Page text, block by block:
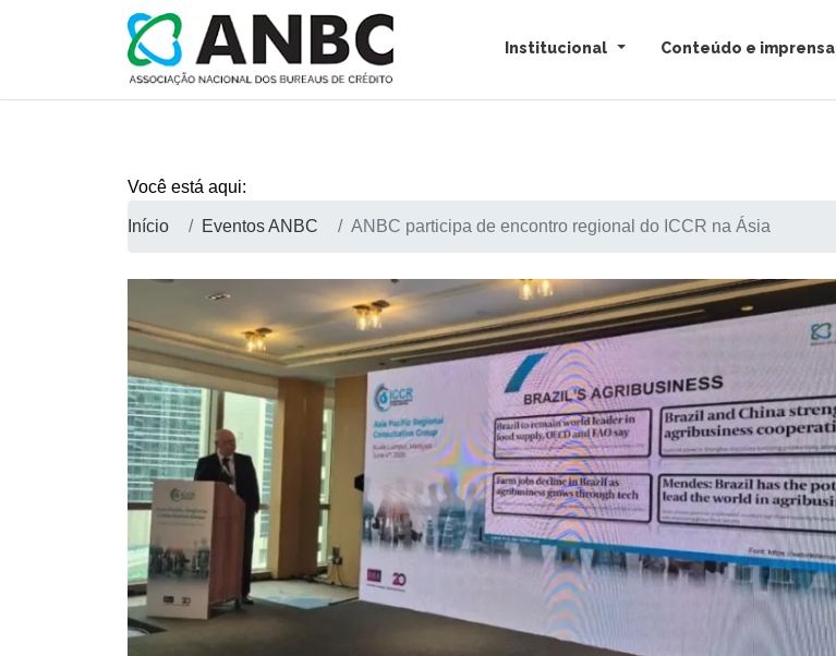
Institucional Conteúdo e imprensa
Você está aqui:
Início Eventos ANBC ANBC participa de encontro regional do ICCR na Ásia